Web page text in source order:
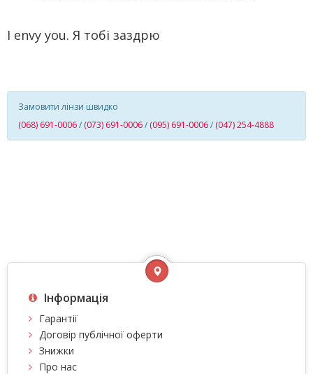
I envy you. Я тобі заздрю
Замовити лінзи швидко
(068) 691-0006/ (073) 691-0006/ (095) 691-0006/ (047) 254-4888
Інформація
Гарантії
Договір публічної оферти
Знижки
Про нас